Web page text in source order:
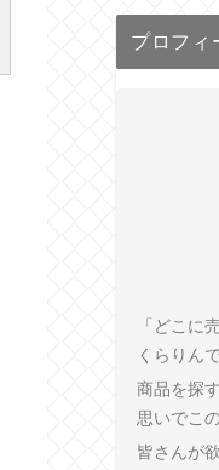
プロフィ
「どこに
くらりん
商品を探
思いでこ
皆さんが